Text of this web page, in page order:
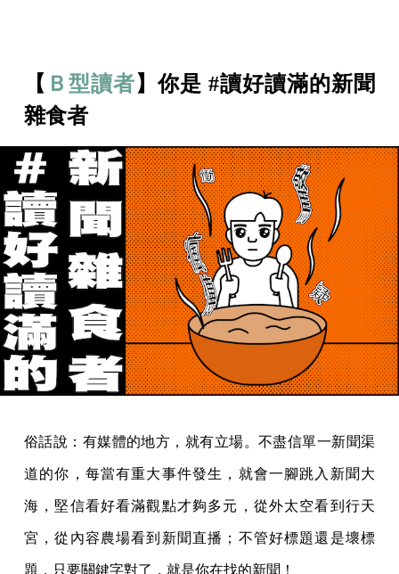
【 Ｂ型讀者】你是 #讀好讀滿的新聞
雜食者
俗話說：有媒體的地方，就有立場。不盡信單一新聞渠
道的你，每當有重大事件發生，就會一腳跳入新聞大
海，堅信看好看滿觀點才夠多元，從外太空看到行天
宮，從內容農場看到新聞直播；不管好標題還是壞標
題，只要關鍵字對了，就是你在找的新聞！